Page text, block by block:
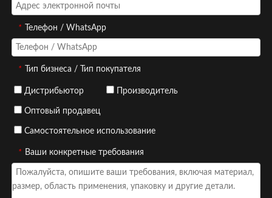
* Телефон / WhatsApp
* Тип бизнеса / Тип покупателя
Дистрибьютор Производитель
Оптовый продавец
Самостоятельное использование
* Ваши конкретные требования